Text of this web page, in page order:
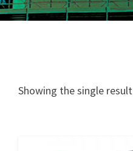
Showing the single result